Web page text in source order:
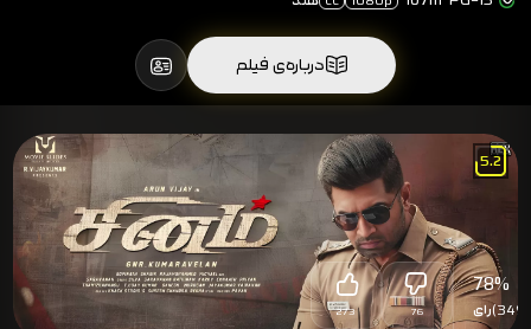
درباره‌ی فیلم
5.2
%
78
رای 76
273